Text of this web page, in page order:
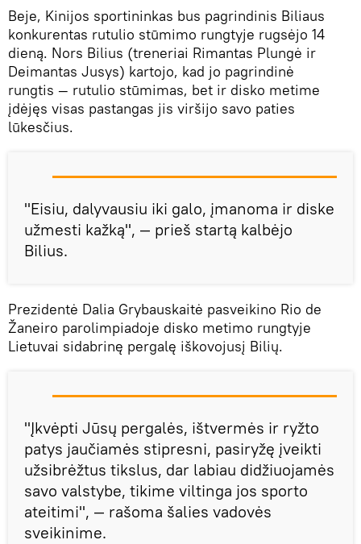
Beje, Kinijos sportininkas bus pagrindinis Biliaus
konkurentas rutulio stūmimo rungtyje rugsėjo 14
dieną. Nors Bilius (treneriai Rimantas Plungė ir
Deimantas Jusys) kartojo, kad jo pagrindinė
rungtis — rutulio stūmimas, bet ir disko metime
įdėjęs visas pastangas jis viršijo savo paties
lūkesčius.
"Eisiu, dalyvausiu iki galo, įmanoma ir diske
užmesti kažką", — prieš startą kalbėjo
Bilius.
Prezidentė Dalia Grybauskaitė pasveikino Rio de
Žaneiro parolimpiadoje disko metimo rungtyje
Lietuvai sidabrinę pergalę iškovojusį Bilių.
"Įkvėpti Jūsų pergalės, ištvermės ir ryžto
patys jaučiamės stipresni, pasiryžę įveikti
užsibrėžtus tikslus, dar labiau didžiuojamės
savo valstybe, tikime viltinga jos sporto
ateitimi", — rašoma šalies vadovės
sveikinime.